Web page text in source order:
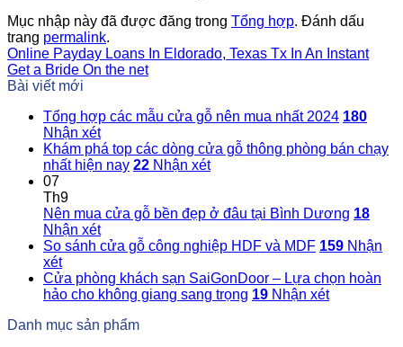
Mục nhập này đã được đăng trong Tổng hợp. Đánh dấu
trang permalink.
Online Payday Loans In Eldorado, Texas Tx In An Instant
Get a Bride On the net
Bài viết mới
Tổng hợp các mẫu cửa gỗ nên mua nhất 2024 180
Nhận xét
Khám phá top các dòng cửa gỗ thông phòng bán chạy
nhất hiện nay 22 Nhận xét
07
Th9
Nên mua cửa gỗ bền đẹp ở đâu tại Bình Dương 18
Nhận xét
So sánh cửa gỗ công nghiệp HDF và MDF 159 Nhận
xét
Cửa phòng khách sạn SaiGonDoor – Lựa chọn hoàn
hảo cho không giang sang trọng 19 Nhận xét
Danh mục sản phẩm